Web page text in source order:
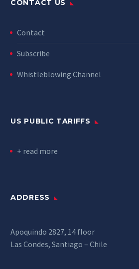
CONTACT US
Contact
Subscribe
Whistleblowing Channel
US PUBLIC TARIFFS
+ read more
ADDRESS
Apoquindo 2827, 14 floor
Las Condes, Santiago – Chile